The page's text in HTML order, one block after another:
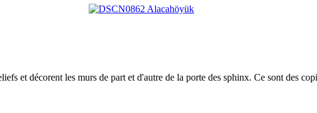
et décorent les murs de part et d'autre de la porte des sphinx. Ce sont des